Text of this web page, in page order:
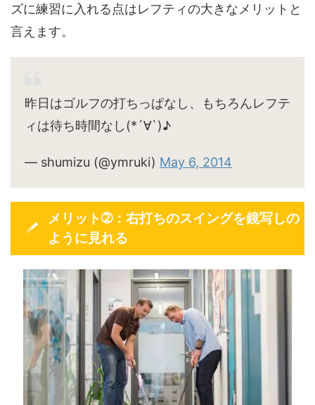
ズに練習に入れる点はレフティの大きなメリットと
言えます。
昨日はゴルフの打ちっぱなし、もちろんレフテ
ィは待ち時間なし(*´∀`)♪
— shumizu (@ymruki) May 6, 2014
メリット➁：右打ちのスイングを鏡写しの
ように見れる